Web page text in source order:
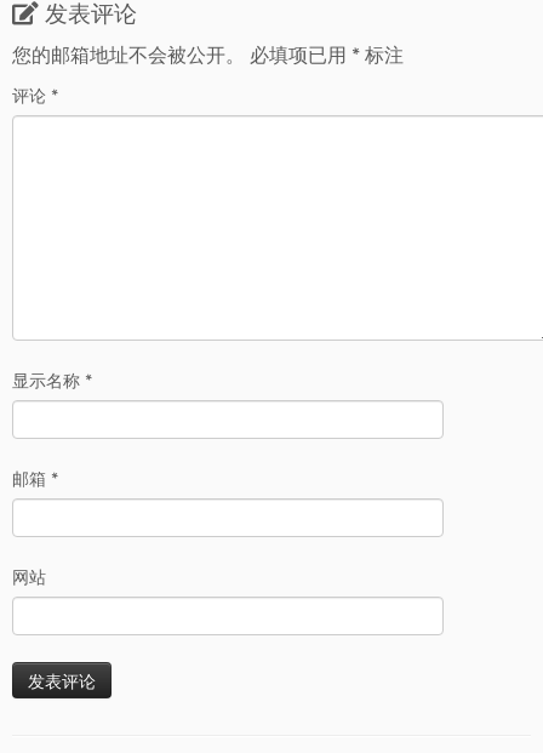
发表评论
您的邮箱地址不会被公开。
必填项已用 *标注
评论 *
显示名称 *
邮箱 *
网站